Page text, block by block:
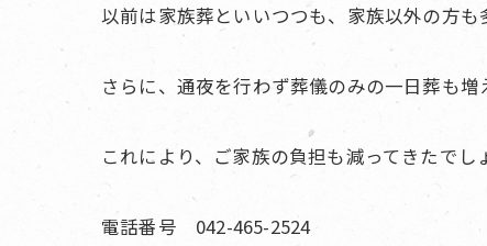
以前は家族葬といいつつも、家族以外の方
さらに、通夜を行わず葬儀のみの一日葬も増
これにより、ご家族の負担も減ってきたでし
電話番号 042-465-2524